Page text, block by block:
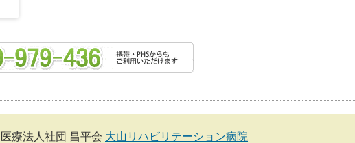
医療法人社団 昌平会 大山リハビリテーション病院